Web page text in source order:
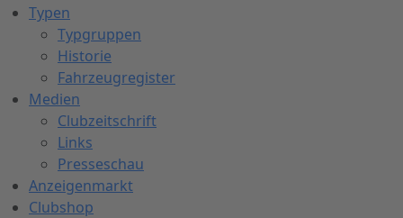
Typen
Typgruppen
Historie
Fahrzeugregister
Medien
Clubzeitschrift
Links
Presseschau
Anzeigenmarkt
Clubshop